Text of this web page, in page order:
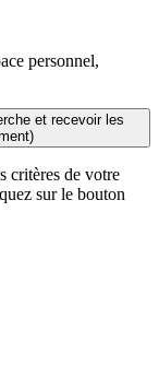
personnel,
et recevoir les
critères de votre
sur le bouton